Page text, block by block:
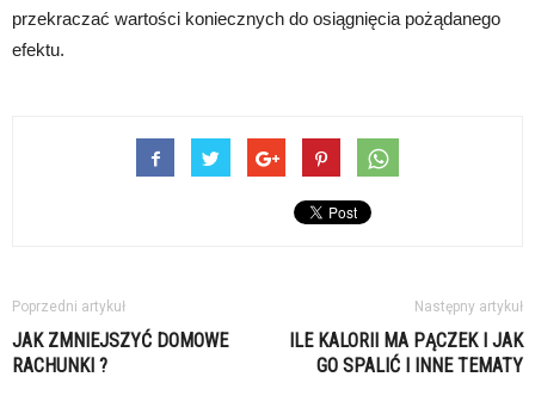
przekraczać wartości koniecznych do osiągnięcia pożądanego
efektu.
Poprzedni artykuł
JAK ZMNIEJSZYĆ DOMOWE
RACHUNKI ?
Następny artykuł
ILE KALORII MA PĄCZEK I JAK
GO SPALIĆ I INNE TEMATY